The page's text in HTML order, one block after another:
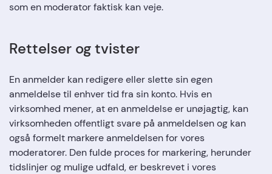
som en moderator faktisk kan veje.
Rettelser og tvister
En anmelder kan redigere eller slette sin egen
anmeldelse til enhver tid fra sin konto. Hvis en
virksomhed mener, at en anmeldelse er unøjagtig, kan
virksomheden offentligt svare på anmeldelsen og kan
også formelt markere anmeldelsen for vores
moderatorer. Den fulde proces for markering, herunder
tidslinjer og mulige udfald, er beskrevet i vores